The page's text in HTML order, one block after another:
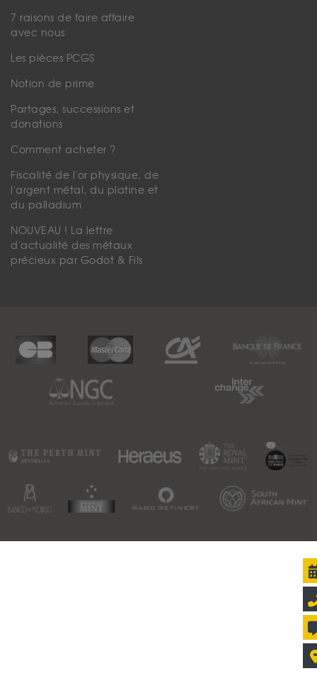
7 raisons de faire affaire
avec nous
Les pièces PCGS
Notion de prime
Partages, successions et
donations
Comment acheter ?
Fiscalité de l'or physique, de
l'argent métal, du platine et
du palladium
NOUVEAU ! La lettre
d'actualité des métaux
précieux par Godot & Fils